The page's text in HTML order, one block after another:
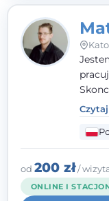
Daję
w
od 200 zł/
ONLINE I